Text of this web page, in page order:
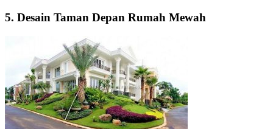
5. Desain Taman Depan Rumah Mewah